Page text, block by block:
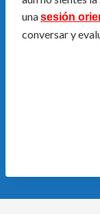
unasesión
conversar y